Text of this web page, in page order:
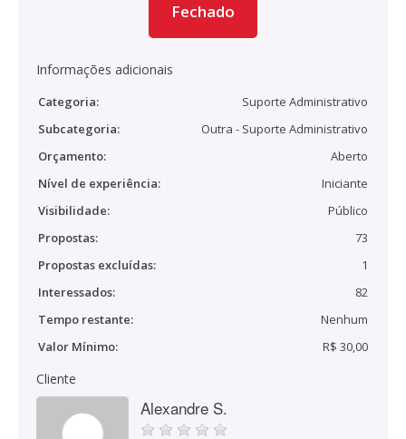
Fechado
Informações adicionais
Categoria:
Suporte Administrativo
Subcategoria:
Outra - Suporte Administrativo
Orçamento:
Aberto
Nível de experiência:
Iniciante
Visibilidade:
Público
Propostas:
73
Propostas excluídas:
1
Interessados:
82
Tempo restante:
Nenhum
Valor Mínimo:
R$ 30,00
Cliente
Alexandre S.